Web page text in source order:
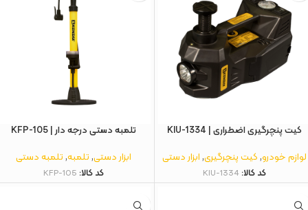
کیت پنچرگیری اضطراری | KIU-1334
لوازم خودرو,کیت پنچرگیری,ابزار دستی
کد کالا: KIU-1334
تلمبه دستی درجه دار | KFP-105
ابزار دستی,تلمبه,تلمبه دستی
کد کالا: KFP-105